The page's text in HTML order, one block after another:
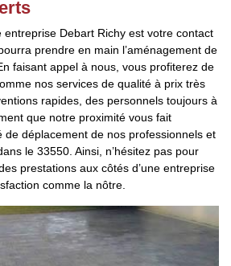
Debart Richy est votre contact
prendre en main l’aménagement de
faisant appel à nous, vous profiterez de
nos services de qualité à prix très
rapides, des personnels toujours à
que notre proximité vous fait
de déplacement de nos professionnels et
le 33550. Ainsi, n’hésitez pas pour
prestations aux côtés d’une entreprise
comme la nôtre.